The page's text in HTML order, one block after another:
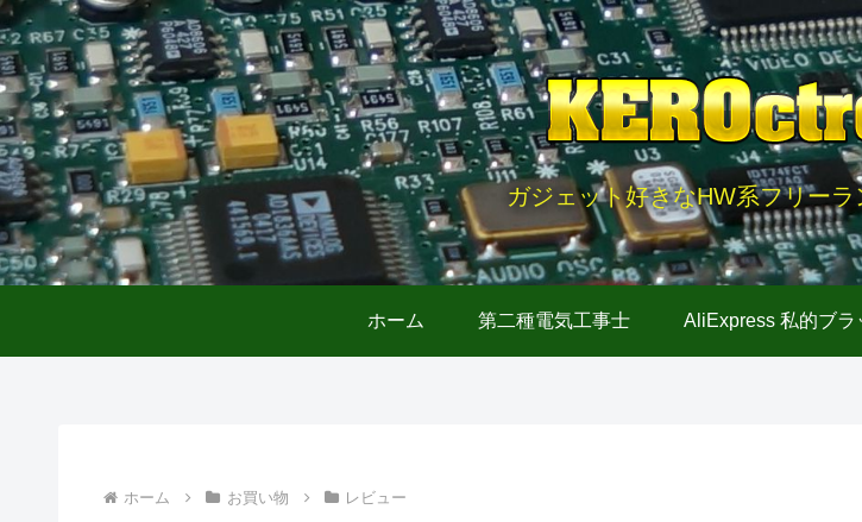
ガジェット好きなHW系フリー
ホーム 第二種電気工事士 AliExpress 私的ブラ
ホーム お買い物 レビュー